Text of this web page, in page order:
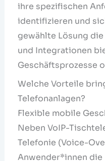
ihre spezifischen
identifizieren und
gewählte Lösung
und Integrationen
Geschäftsprozesse
Welche Vorteile
Telefonanlagen?
Flexible mobile
Neben VoIP-
Telefonie (Voice-
Anwender*innen